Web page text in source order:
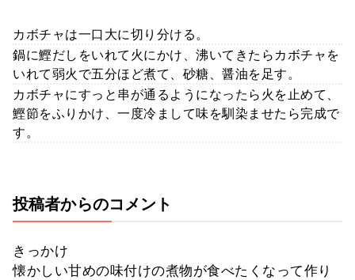
カボチャは一口大に切り分ける。
鍋に鰹だしをいれて火にかけ、沸いてきたらカボチャを
いれて弱火で五分ほど煮て、砂糖、醤油を足す。
カボチャにすっと串が通るようになったら火を止めて、
鰹節をふりかけ、一度冷まして味を馴染ませたら完成で
す。
投稿者からのコメント
きっかけ
懐かしい甘めの味付けの煮物が食べたくなって作り